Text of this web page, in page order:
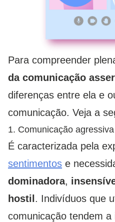
Para compreender
da comunicação
diferenças entre ela e
comunicação. Veja a
1. Comunicação agressiva
É caracterizada pela
sentimentos e
dominadora,
hostil. Indivíduos que
comunicação tendem